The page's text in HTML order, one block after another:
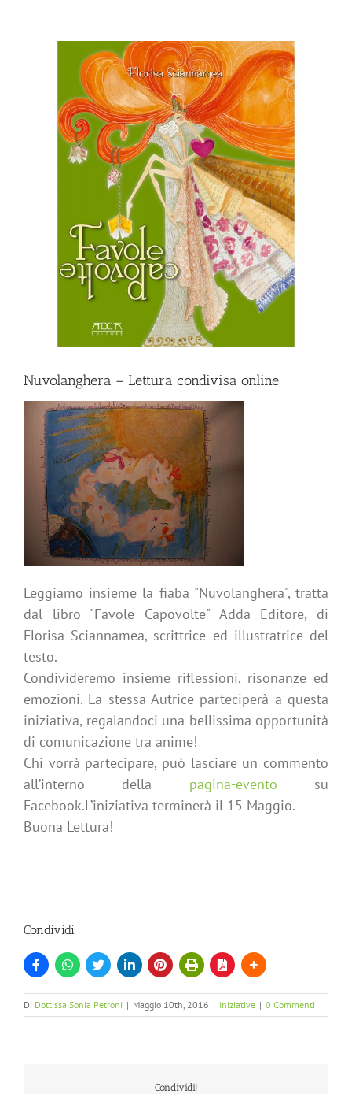
Nuvolanghera – Lettura condivisa online
Leggiamo insieme la fiaba "Nuvolanghera", tratta
dal libro "Favole Capovolte" Adda Editore, di
Florisa Sciannamea, scrittrice ed illustratrice del
testo.
Condivideremo insieme riflessioni, risonanze ed
emozioni. La stessa Autrice parteciperà a questa
iniziativa, regalandoci una bellissima opportunità
di comunicazione tra anime!
Chi vorrà partecipare, può lasciare un commento
all’interno della pagina-evento su
Facebook.L’iniziativa terminerà il 15 Maggio.
Buona Lettura!
Condividi
Di Dott.ssa Sonia Petroni | Maggio 10th, 2016 | Iniziative | 0 Commenti
Condividi!